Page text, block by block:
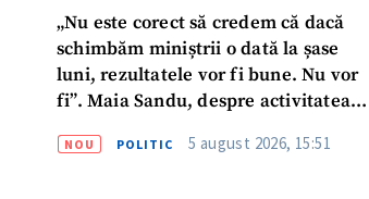
„Nu este corect să credem că dacă
schimbăm miniștrii o dată la șase
luni, rezultatele vor fi bune. Nu vor
fi”. Maia Sandu, despre activitatea
NOU POLITIC 5 august 2026, 15:51